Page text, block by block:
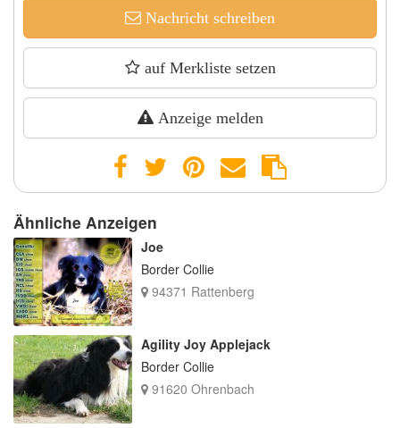
Nachricht schreiben
auf Merkliste setzen
Anzeige melden
Ähnliche Anzeigen
Joe
Border Collie
94371 Rattenberg
Agility Joy Applejack
Border Collie
91620 Ohrenbach